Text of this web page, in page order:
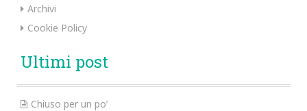
Archivi
Cookie Policy
Ultimi post
Chiuso per un po’